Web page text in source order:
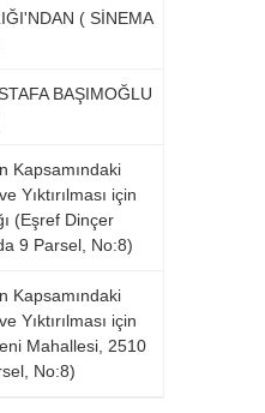
( SİNEMA
BAŞIMOĞLU
Kapsamındaki
Yıktırılması için
(Eşref Dinçer
9 Parsel, No:8)
Kapsamındaki
Yıktırılması için
Mahallesi, 2510
No:8)